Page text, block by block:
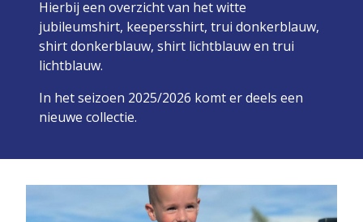
Hierbij een overzicht van het witte
jubileumshirt, keepersshirt, trui donkerblauw,
shirt donkerblauw, shirt lichtblauw en trui
lichtblauw.
In het seizoen 2025/2026 komt er deels een
nieuwe collectie.